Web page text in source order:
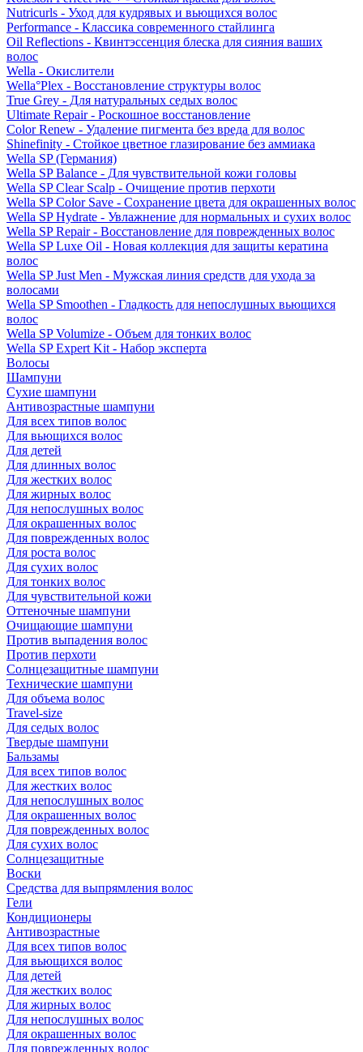
Nutricurls - Уход для кудрявых и вьющихся волос
Performance - Классика современного стайлинга
Oil Reflections - Квинтэссенция блеска для сияния ваших
волос
Wella - Окислители
Wella°Plex - Восстановление структуры волос
True Grey - Для натуральных седых волос
Ultimate Repair - Роскошное восстановление
Color Renew - Удаление пигмента без вреда для волос
Shinefinity - Стойкое цветное глазирование без аммиака
Wella SP (Германия)
Wella SP Balance - Для чувствительной кожи головы
Wella SP Clear Scalp - Очищение против перхоти
Wella SP Color Save - Сохранение цвета для окрашенных волос
Wella SP Hydrate - Увлажнение для нормальных и сухих волос
Wella SP Repair - Восстановление для поврежденных волос
Wella SP Luxe Oil - Новая коллекция для защиты кератина
волос
Wella SP Just Men - Мужская линия средств для ухода за
волосами
Wella SP Smoothen - Гладкость для непослушных вьющихся
волос
Wella SP Volumize - Объем для тонких волос
Wella SP Expert Kit - Набор эксперта
Волосы
Шампуни
Сухие шампуни
Антивозрастные шампуни
Для всех типов волос
Для вьющихся волос
Для детей
Для длинных волос
Для жестких волос
Для жирных волос
Для непослушных волос
Для окрашенных волос
Для поврежденных волос
Для роста волос
Для сухих волос
Для тонких волос
Для чувствительной кожи
Оттеночные шампуни
Очищающие шампуни
Против выпадения волос
Против перхоти
Солнцезащитные шампуни
Технические шампуни
Для объема волос
Travel-size
Для седых волос
Твердые шампуни
Бальзамы
Для всех типов волос
Для жестких волос
Для непослушных волос
Для окрашенных волос
Для поврежденных волос
Для сухих волос
Солнцезащитные
Воски
Средства для выпрямления волос
Гели
Кондиционеры
Антивозрастные
Для всех типов волос
Для вьющихся волос
Для детей
Для жестких волос
Для жирных волос
Для непослушных волос
Для окрашенных волос
Для поврежденных волос